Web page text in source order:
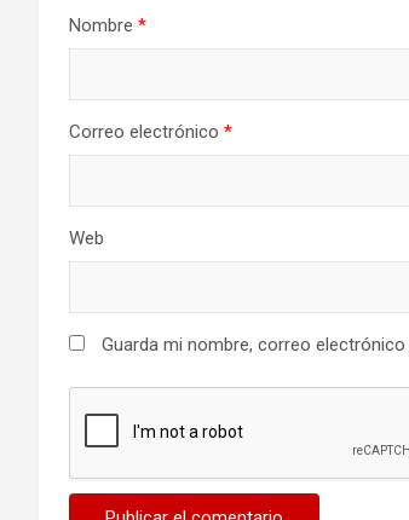
Nombre *
Correo electrónico *
Web
Guarda mi nombre, correo